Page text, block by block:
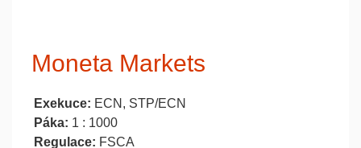
Moneta Markets
Exekuce: ECN, STP/ECN
Páka: 1 : 1000
Regulace: FSCA